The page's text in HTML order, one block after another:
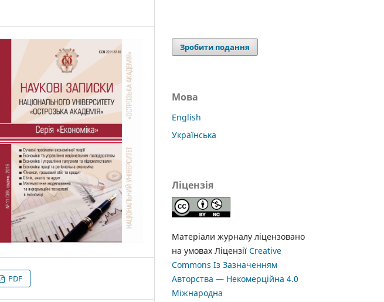
PDF
Зробити подання
Мова
English
Українська
Ліцензія
Матеріали журналу ліцензовано
на умовах Ліцензії Creative
Commons Із Зазначенням
Авторства — Некомерційна 4.0
Міжнародна